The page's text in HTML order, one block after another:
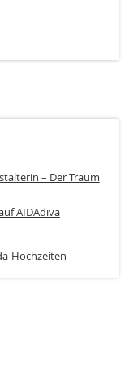
– Der Traum
AIDAdiva
Hochzeiten